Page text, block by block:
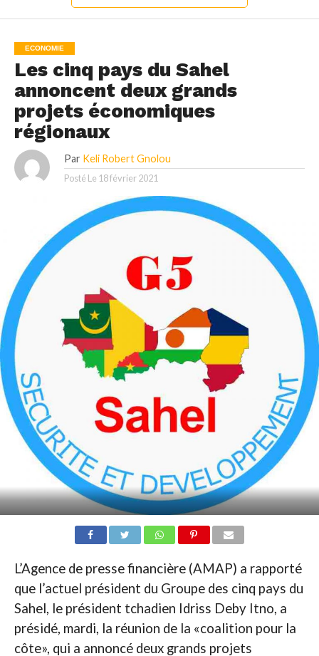
ECONOMIE
Les cinq pays du Sahel
annoncent deux grands
projets économiques
régionaux
Par Keli Robert Gnolou
Posté Le 18 février 2021
L’Agence de presse financière (AMAP) a rapporté
que l’actuel président du Groupe des cinq pays du
Sahel, le président tchadien Idriss Deby Itno, a
présidé, mardi, la réunion de la «coalition pour la
côte», qui a annoncé deux grands projets